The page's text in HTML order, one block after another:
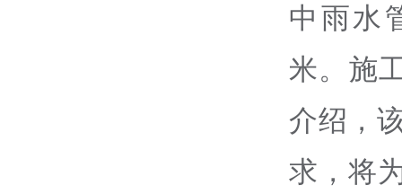
中雨水
米。施
介绍，
求，将